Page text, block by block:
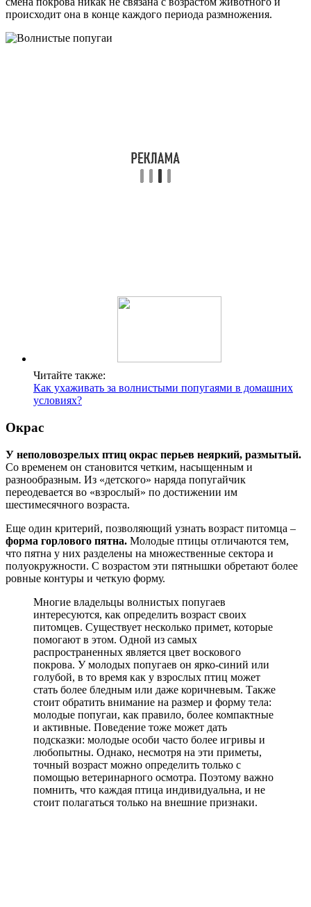
происходит она в конце каждого периода размножения.
Читайте также:
Как ухаживать за волнистыми попугаями в домашних
условиях?
Окрас
У неполовозрелых птиц окрас перьев неяркий, размытый.
Со временем он становится четким, насыщенным и
разнообразным. Из «детского» наряда попугайчик
переодевается во «взрослый» по достижении им
шестимесячного возраста.
Еще один критерий, позволяющий узнать возраст питомца –
форма горлового пятна. Молодые птицы отличаются тем,
что пятна у них разделены на множественные сектора и
полуокружности. С возрастом эти пятнышки обретают более
ровные контуры и четкую форму.
Многие владельцы волнистых попугаев
интересуются, как определить возраст своих
питомцев. Существует несколько примет, которые
помогают в этом. Одной из самых
распространенных является цвет воскового
покрова. У молодых попугаев он ярко-синий или
голубой, в то время как у взрослых птиц может
стать более бледным или даже коричневым. Также
стоит обратить внимание на размер и форму тела:
молодые попугаи, как правило, более компактные
и активные. Поведение тоже может дать
подсказки: молодые особи часто более игривы и
любопытны. Однако, несмотря на эти приметы,
точный возраст можно определить только с
помощью ветеринарного осмотра. Поэтому важно
помнить, что каждая птица индивидуальна, и не
стоит полагаться только на внешние признаки.